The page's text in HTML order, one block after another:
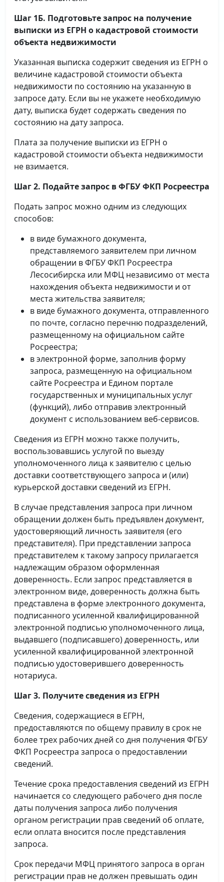
Шаг 1Б. Подготовьте запрос на получение
выписки из ЕГРН о кадастровой стоимости
объекта недвижимости
Указанная выписка содержит сведения из ЕГРН о
величине кадастровой стоимости объекта
недвижимости по состоянию на указанную в
запросе дату. Если вы не укажете необходимую
дату, выписка будет содержать сведения по
состоянию на дату запроса.
Плата за получение выписки из ЕГРН о
кадастровой стоимости объекта недвижимости
не взимается.
Шаг 2. Подайте запрос в ФГБУ ФКП Росреестра
Подать запрос можно одним из следующих
способов:
в виде бумажного документа,
представляемого заявителем при личном
обращении в ФГБУ ФКП Росреестра
Лесосибирска или МФЦ независимо от места
нахождения объекта недвижимости и от
места жительства заявителя;
в виде бумажного документа, отправленного
по почте, согласно перечню подразделений,
размещенному на официальном сайте
Росреестра;
в электронной форме, заполнив форму
запроса, размещенную на официальном
сайте Росреестра и Едином портале
государственных и муниципальных услуг
(функций), либо отправив электронный
документ с использованием веб-сервисов.
Сведения из ЕГРН можно также получить,
воспользовавшись услугой по выезду
уполномоченного лица к заявителю с целью
доставки соответствующего запроса и (или)
курьерской доставки сведений из ЕГРН.
В случае представления запроса при личном
обращении должен быть предъявлен документ,
удостоверяющий личность заявителя (его
представителя). При представлении запроса
представителем к такому запросу прилагается
надлежащим образом оформленная
доверенность. Если запрос представляется в
электронном виде, доверенность должна быть
представлена в форме электронного документа,
подписанного усиленной квалифицированной
электронной подписью уполномоченного лица,
выдавшего (подписавшего) доверенность, или
усиленной квалифицированной электронной
подписью удостоверившего доверенность
нотариуса.
Шаг 3. Получите сведения из ЕГРН
Сведения, содержащиеся в ЕГРН,
предоставляются по общему правилу в срок не
более трех рабочих дней со дня получения ФГБУ
ФКП Росреестра запроса о предоставлении
сведений.
Течение срока предоставления сведений из ЕГРН
начинается со следующего рабочего дня после
даты получения запроса либо получения
органом регистрации прав сведений об оплате,
если оплата вносится после представления
запроса.
Срок передачи МФЦ принятого запроса в орган
регистрации прав не должен превышать один